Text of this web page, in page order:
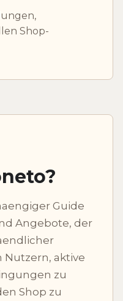
Shop-
Guide
Angebote, der
Nutzern, aktive
zu
Shop zu